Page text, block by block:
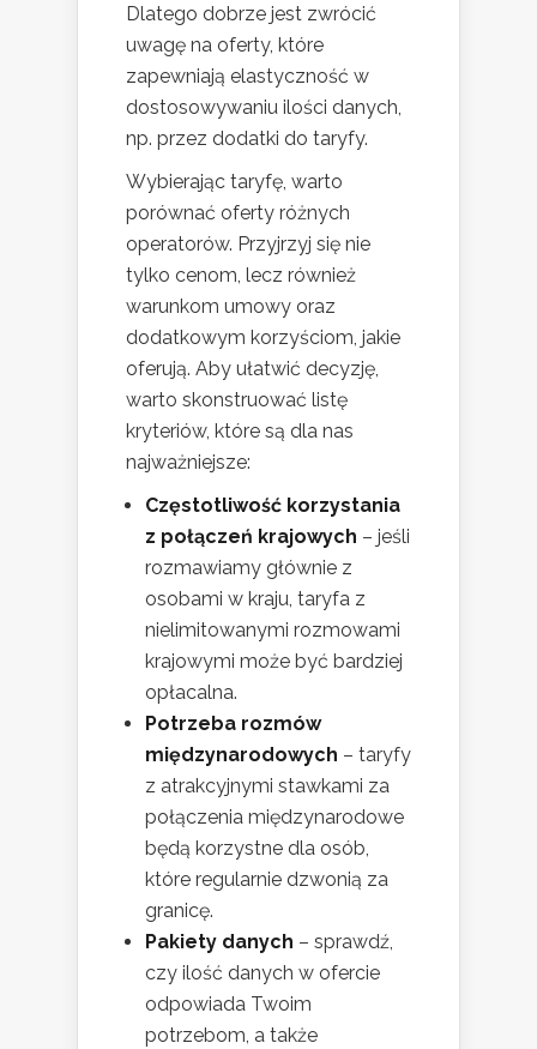
Dlatego dobrze jest zwrócić
uwagę na oferty, które
zapewniają elastyczność w
dostosowywaniu ilości danych,
np. przez dodatki do taryfy.
Wybierając taryfę, warto
porównać oferty różnych
operatorów. Przyjrzyj się nie
tylko cenom, lecz również
warunkom umowy oraz
dodatkowym korzyściom, jakie
oferują. Aby ułatwić decyzję,
warto skonstruować listę
kryteriów, które są dla nas
najważniejsze:
Częstotliwość korzystania
z połączeń krajowych – jeśli
rozmawiamy głównie z
osobami w kraju, taryfa z
nielimitowanymi rozmowami
krajowymi może być bardziej
opłacalna.
Potrzeba rozmów
międzynarodowych – taryfy
z atrakcyjnymi stawkami za
połączenia międzynarodowe
będą korzystne dla osób,
które regularnie dzwonią za
granicę.
Pakiety danych – sprawdź,
czy ilość danych w ofercie
odpowiada Twoim
potrzebom, a także